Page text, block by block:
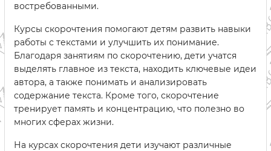
востребованными.
Курсы скорочтения помогают детям развить навыки
работы с текстами и улучшить их понимание.
Благодаря занятиям по скорочтению, дети учатся
выделять главное из текста, находить ключевые идеи
автора, а также понимать и анализировать
содержание текста. Кроме того, скорочтение
тренирует память и концентрацию, что полезно во
многих сферах жизни.
На курсах скорочтения дети изучают различные